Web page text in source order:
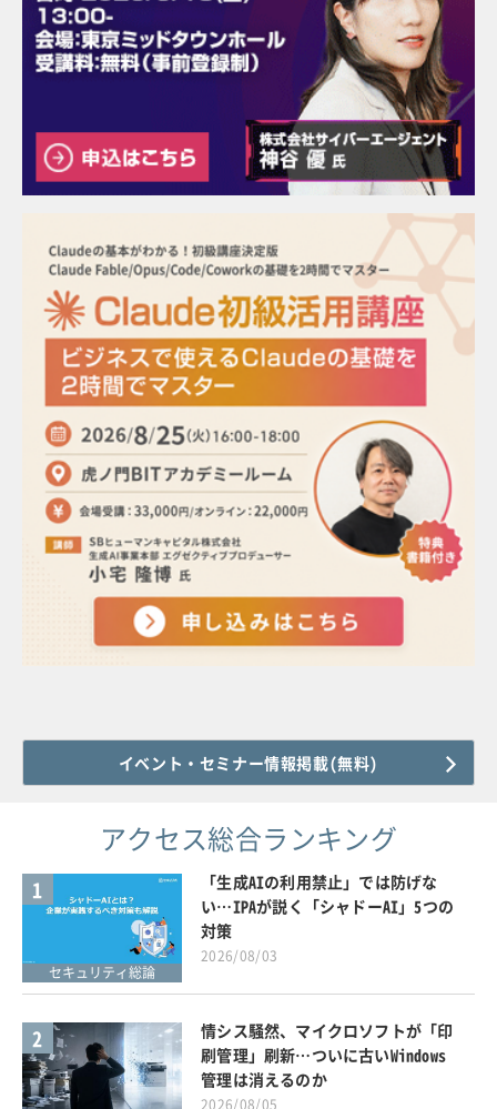
イベント・セミナー情報掲載(無料)
アクセス総合ランキング
1
セキュリティ総論
「生成AIの利用禁止」では防げな
い…IPAが説く「シャドーAI」5つの
対策
2026/08/03
2
情シス騒然、マイクロソフトが「印
刷管理」刷新…ついに古いWindows
管理は消えるのか
2026/08/05